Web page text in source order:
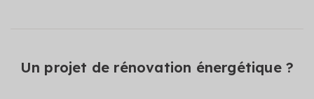
Un projet de rénovation énergétique ?